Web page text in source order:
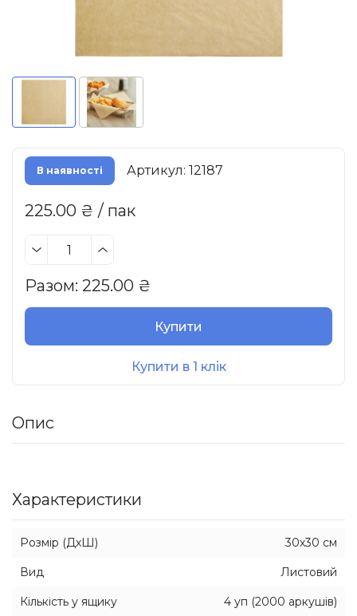
В наявності Артикул: 12187
225.00 ₴ / пак
Разом: 225.00 ₴
Купити
Купити в 1 клік
Опис
Характеристики
Розмір (ДхШ) 30х30 см
Вид Листовий
Кількість у ящику 4 уп (2000 аркушів)